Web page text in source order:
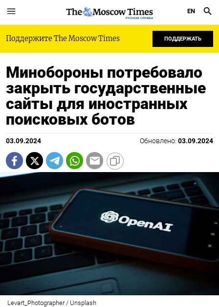
РУССКАЯ СЛУЖБА
EN
Поддержите The Moscow Times ПОДДЕРЖАТЬ
Минобороны потребовало
закрыть государственные
сайты для иностранных
поисковых ботов
03.09.2024 Обновлено: 03.09.2024
Levart_Photographer / Unsplash